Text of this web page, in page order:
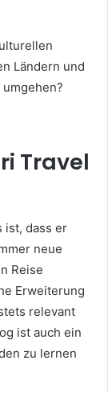
Ländern und
Travel
ist, dass er
neue
Reise
Erweiterung
relevant
ist auch ein
zu lernen